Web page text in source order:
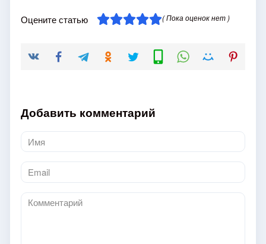
Оцените статью ( Пока оценок нет )
Добавить комментарий
Имя
*
Email
*
Комментарий